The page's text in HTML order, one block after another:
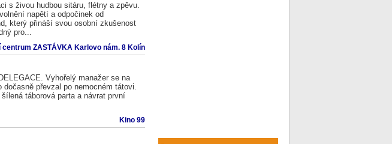
s živou hudbou sitáru, flétny a zpěvu.
napětí a odpočinek od
který přináší svou osobní zkušenost
pro...
centrum ZASTÁVKA Karlovo nám. 8 Kolín
Vyhořelý manažer se na
převzal po nemocném tátovi.
táborová parta a návrat první
Kino 99